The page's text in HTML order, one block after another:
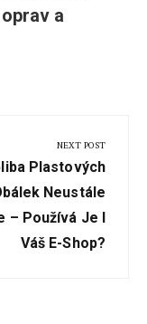
a
NEXT POST
Plastových
Neustále
– Používá Je I
Váš E-Shop?